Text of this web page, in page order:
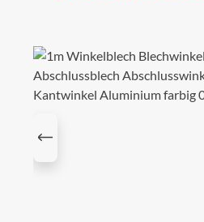
Bildergalerie überspringen